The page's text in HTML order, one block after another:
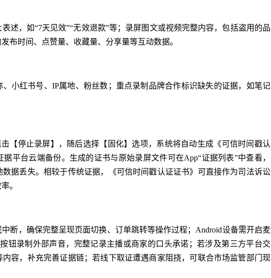
述，如“7天见效”“无效退款”等；录屏图文或视频完整内容，包括盗用的品
布时间、点赞量、收藏量、分享量等互动数据。
小红书号、IP属地、粉丝数；重点录制品牌合作标识缺失的证据，如笔记
【停止录屏】，随后选择【固化】选项，系统将自动生成《可信时间戳认
平台云端备份。生成的证书与原始录屏文件可在App“证据列表”中查看，
据丢失。相较于传统证据，《可信时间戳认证证书》可直接作为司法诉讼
。
断，确保完整呈现页面切换、订单跳转等操作过程；Android设备需开启麦
钮录制外部声音，完整记录主播或商家的口头承诺；若涉及第三方平台交
容，补充完善证据链；若线下取证遭遇商家阻挠，可联合市场监管部门现